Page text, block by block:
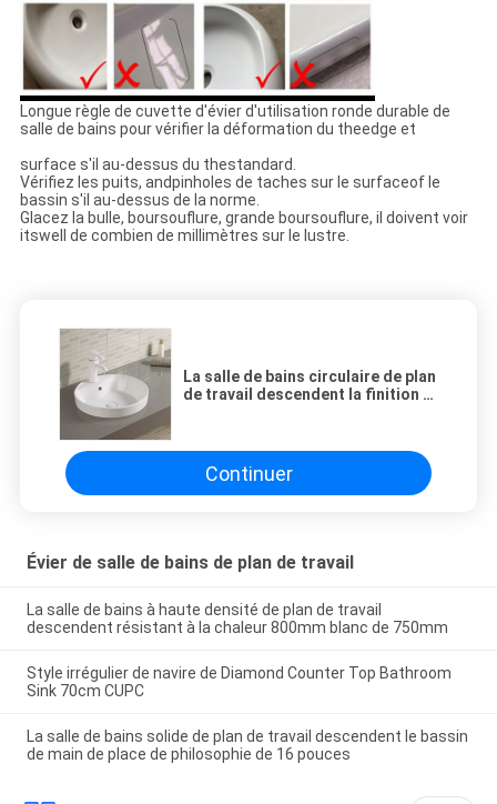
Longue règle de cuvette d'évier d'utilisation ronde durable de
salle de bains pour vérifier la déformation du theedge et
surface s'il au-dessus du thestandard.
Vérifiez les puits, andpinholes de taches sur le surfaceof le
bassin s'il au-dessus de la norme.
Glacez la bulle, boursouflure, grande boursouflure, il doivent voir
itswell de combien de millimètres sur le lustre.
La salle de bains circulaire de plan
de travail descendent la finition à
Continuer
Évier de salle de bains de plan de travail
La salle de bains à haute densité de plan de travail
descendent résistant à la chaleur 800mm blanc de 750mm
Style irrégulier de navire de Diamond Counter Top Bathroom
Sink 70cm CUPC
La salle de bains solide de plan de travail descendent le bassin
de main de place de philosophie de 16 pouces